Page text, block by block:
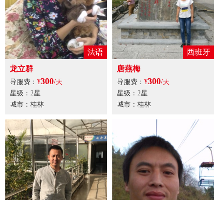
法语
龙立群
导服费： ¥300/天
星级：2星
城市：桂林
西班牙
唐燕梅
导服费： ¥300/天
星级：2星
城市：桂林